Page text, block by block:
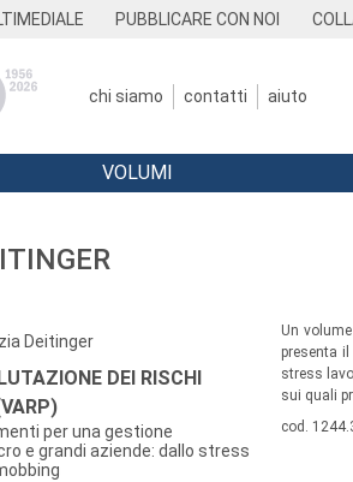
PUBBLICARE CON NOI
chi siamo contatti aiuto
VOLUMI
Deitinger
DEI RISCHI
per una gestione
e grandi aziende: dallo stress
Un
presenta
stress
sui quali
cod.